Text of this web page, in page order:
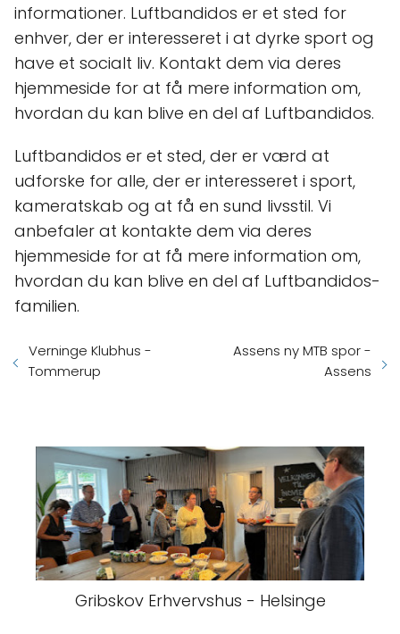
informationer. Luftbandidos er et sted for
enhver, der er interesseret i at dyrke sport og
have et socialt liv. Kontakt dem via deres
hjemmeside for at få mere information om,
hvordan du kan blive en del af Luftbandidos.
Luftbandidos er et sted, der er værd at
udforske for alle, der er interesseret i sport,
kameratskab og at få en sund livsstil. Vi
anbefaler at kontakte dem via deres
hjemmeside for at få mere information om,
hvordan du kan blive en del af Luftbandidos-
familien.
Verninge Klubhus -
Tommerup
Assens ny MTB spor -
Assens
Gribskov Erhvervshus - Helsinge